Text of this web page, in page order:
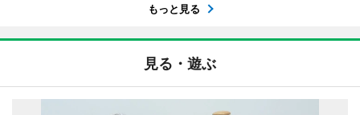
もっと見る
見る・遊ぶ